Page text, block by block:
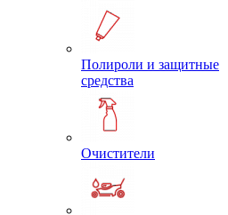
Полироли и защитные
средства
Очистители